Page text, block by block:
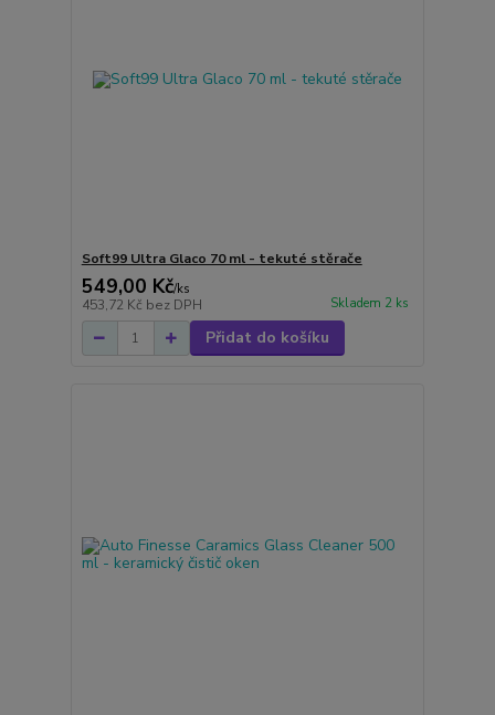
Soft99 Ultra Glaco 70 ml - tekuté stěrače
549,00 Kč/ks
453,72 Kč bez DPH Skladem 2 ks
Přidat do košíku